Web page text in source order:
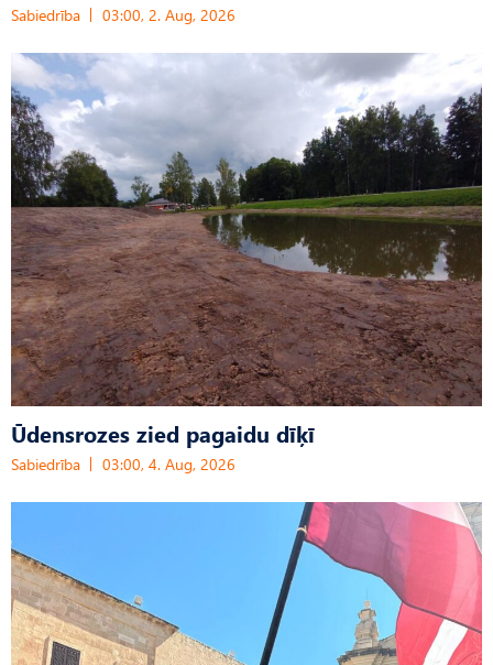
Sabiedrība 03:00, 2. Aug, 2026
Ūdensrozes zied pagaidu dīķī
Sabiedrība 03:00, 4. Aug, 2026